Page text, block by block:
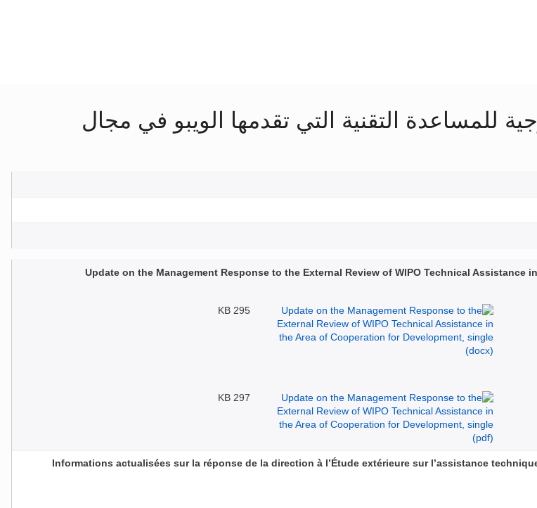
للمساعدة التقنية التي تقدمها الويبو في مجال
Update on the Management Response to the External Review of WIPO Technical Assistance
295 KB
297 KB
Informations actualisées sur la réponse de la direction à l‎’Étude extérieure sur l’assistance